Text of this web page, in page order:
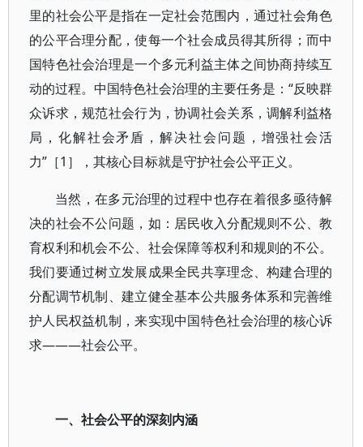
里的社会公平是指在一定社会范围内，通过社会角色
的公平合理分配，使每一个社会成员得其所得；而中
国特色社会治理是一个多元利益主体之间协商持续互
动的过程。中国特色社会治理的主要任务是：“反映群
众诉求，规范社会行为，协调社会关系，调解利益格
局，化解社会矛盾，解决社会问题，增强社会活
力”［1］，其核心目标就是守护社会公平正义。
当然，在多元治理的过程中也存在着很多亟待解
决的社会不公问题，如：居民收入分配规则不公、教
育权利和机会不公、社会保障等权利和规则的不公。
我们要通过树立发展成果全民共享理念、构建合理的
分配调节机制、建立健全基本公共服务体系和完善维
护人民权益机制，来实现中国特色社会治理的核心诉
求———社会公平。
一、社会公平的深刻内涵